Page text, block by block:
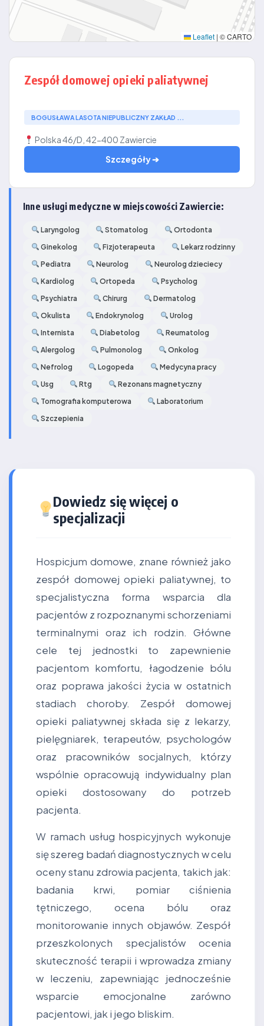
Leaflet | © CARTO
Zespół domowej opieki paliatywnej
BOGUSŁAWA LASOTA NIEPUBLICZNY ZAKŁAD ...
Polska 46/D, 42-400 Zawiercie
Szczegóły ➔
Inne usługi medyczne w miejscowości Zawiercie:
Laryngolog Stomatolog
Ortodonta
Ginekolog
Fizjoterapeuta
Lekarz rodzinny
Pediatra
Neurolog
Neurolog dzieciecy
Kardiolog
Ortopeda
Psycholog
Psychiatra
Chirurg
Dermatolog
Okulista
Endokrynolog
Urolog
Internista
Diabetolog
Reumatolog
Alergolog
Pulmonolog
Onkolog
Nefrolog
Logopeda
Medycyna pracy
Usg
Rtg
Rezonans magnetyczny
Tomografia komputerowa
Laboratorium
Szczepienia
Dowiedz się więcej o
specjalizacji
Hospicjum domowe, znane również jako
zespół domowej opieki paliatywnej, to
specjalistyczna forma wsparcia dla
pacjentów z rozpoznanymi schorzeniami
terminalnymi oraz ich rodzin. Główne
cele tej jednostki to zapewnienie
pacjentom komfortu, łagodzenie bólu
oraz poprawa jakości życia w ostatnich
stadiach choroby. Zespół domowej
opieki paliatywnej składa się z lekarzy,
pielęgniarek, terapeutów, psychologów
oraz pracowników socjalnych, którzy
wspólnie opracowują indywidualny plan
opieki dostosowany do potrzeb
pacjenta.
W ramach usług hospicyjnych wykonuje
się szereg badań diagnostycznych w celu
oceny stanu zdrowia pacjenta, takich jak:
badania krwi, pomiar ciśnienia
tętniczego, ocena bólu oraz
monitorowanie innych objawów. Zespół
przeszkolonych specjalistów ocenia
skuteczność terapii i wprowadza zmiany
w leczeniu, zapewniając jednocześnie
wsparcie emocjonalne zarówno
pacjentowi, jak i jego bliskim.